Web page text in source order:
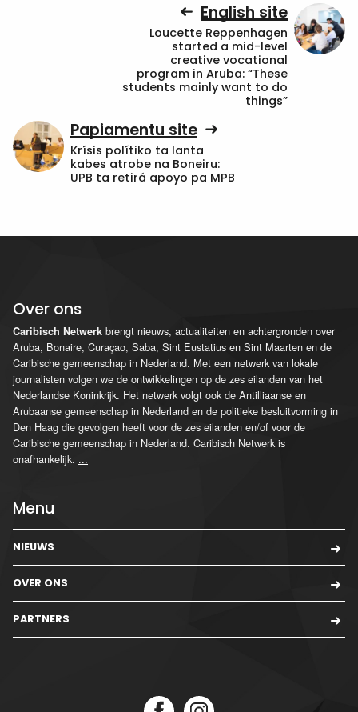
English site
Loucette Reppenhagen
started a mid-level
creative vocational
program in Aruba: “These
students mainly want to do
things”
Papiamentu site
Krísis polítiko ta lanta
kabes atrobe na Boneiru:
UPB ta retirá apoyo pa MPB
Over ons
Caribisch Netwerk brengt nieuws, actualiteiten en achtergronden over
Aruba, Bonaire, Curaçao, Saba, Sint Eustatius en Sint Maarten en de
Caribische gemeenschap in Nederland. Met een netwerk van lokale
journalisten volgen we de ontwikkelingen op de zes eilanden van het
Nederlandse Koninkrijk. Het netwerk volgt ook de Antilliaanse en
Arubaanse gemeenschap in Nederland en de politieke besluitvorming in
Den Haag die gevolgen heeft voor de zes eilanden en/of voor de
Caribische gemeenschap in Nederland. Caribisch Netwerk is
onafhankelijk. ...
Menu
NIEUWS
OVER ONS
PARTNERS